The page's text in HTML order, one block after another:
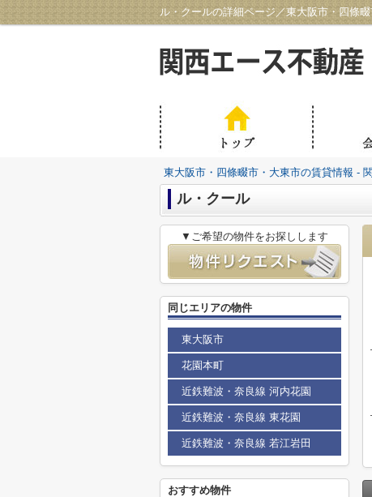
ル・クールの詳細ページ／東大阪市・四條
東大阪市・四條畷市・大東市の賃貸情報 -
ル・クール
▼ご希望の物件をお探しします
同じエリアの物件
東大阪市
花園本町
近鉄難波・奈良線 河内花園
近鉄難波・奈良線 東花園
近鉄難波・奈良線 若江岩田
おすすめ物件